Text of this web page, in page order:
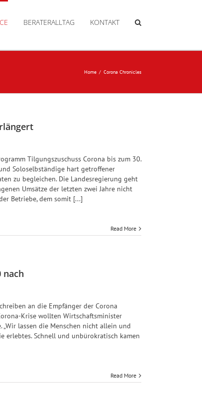
BERATERALLTAG KONTAKT
Home Corona Chronicles
Tilgungszuschuss Corona bis zum 30.
Soloselbständige hart getroffener
zu begleichen. Die Landesregierung geht
Umsätze der letzten zwei Jahre nicht
Betriebe, dem somit [...]
Read More
nach
an die Empfänger der Corona
Krise wollten Wirtschaftsminister
„Wir lassen die Menschen nicht allein und
erlebtes. Schnell und unbürokratisch kamen
Read More